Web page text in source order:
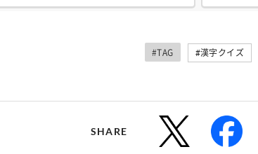
ストが空いていない」「評価制度が不透明」と
食事の配
#TAG #漢字クイズ
SHARE